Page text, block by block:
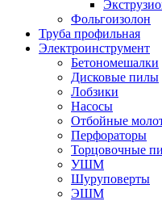
Фольгоизолон
Труба профильная
Электроинструмент
Бетономешалки
Дисковые пилы
Лобзики
Насосы
Отбойные
Перфораторы
Торцовочные
УШМ
Шуруповерты
ЭШМ